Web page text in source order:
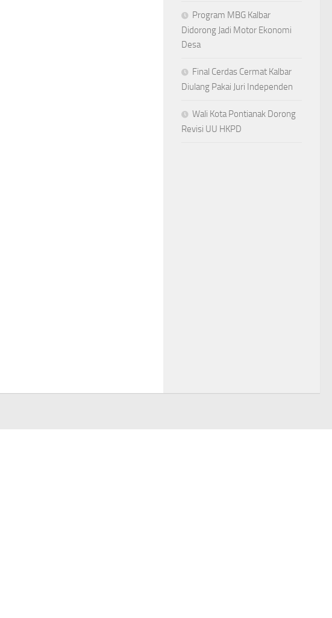
Program MBG Kalbar
Didorong Jadi Motor Ekonomi
Desa
Final Cerdas Cermat Kalbar
Diulang Pakai Juri Independen
Wali Kota Pontianak Dorong
Revisi UU HKPD